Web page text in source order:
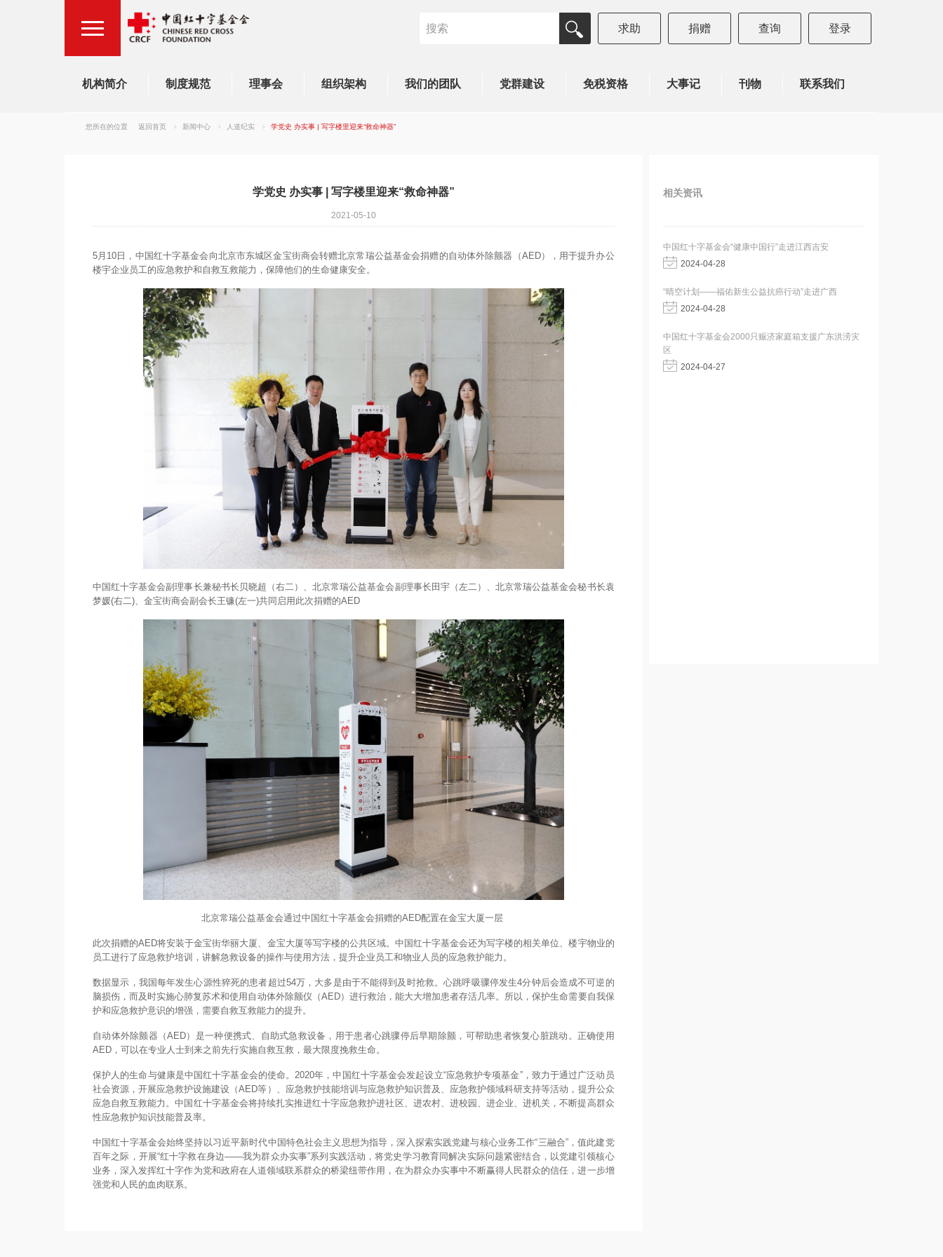
登录
查询
捐赠
求助
机构简介 制度规范 理事会 组织架构 我们的团队 党群建设 免税资格 大事记 刊物 联系我们
您所在的位置 返回首页 新闻中心 人道纪实 学党史 办实事 | 写字楼里迎来“救命神器”
学党史 办实事 | 写字楼里迎来“救命神器”
2021-05-10
5月10日，中国红十字基金会向北京市东城区金宝街商会转赠北京常瑞公益基金会捐赠的自动体外除颤器（AED），用于提升办公
楼宇企业员工的应急救护和自救互救能力，保障他们的生命健康安全。
中国红十字基金会副理事长兼秘书长贝晓超（右二）、北京常瑞公益基金会副理事长田宇（左二）、北京常瑞公益基金会秘书长袁
梦媛(右二)、金宝街商会副会长王镰(左一)共同启用此次捐赠的AED
北京常瑞公益基金会通过中国红十字基金会捐赠的AED配置在金宝大厦一层
此次捐赠的AED将安装于金宝街华丽大厦、金宝大厦等写字楼的公共区域。中国红十字基金会还为写字楼的相关单位、楼宇物业的
员工进行了应急救护培训，讲解急救设备的操作与使用方法，提升企业员工和物业人员的应急救护能力。
数据显示，我国每年发生心源性猝死的患者超过54万，大多是由于不能得到及时抢救。心跳呼吸骤停发生4分钟后会造成不可逆的
脑损伤，而及时实施心肺复苏术和使用自动体外除颤仪（AED）进行救治，能大大增加患者存活几率。所以，保护生命需要自我保
护和应急救护意识的增强，需要自救互救能力的提升。
自动体外除颤器（AED）是一种便携式、自助式急救设备，用于患者心跳骤停后早期除颤，可帮助患者恢复心脏跳动。正确使用
AED，可以在专业人士到来之前先行实施自救互救，最大限度挽救生命。
保护人的生命与健康是中国红十字基金会的使命。2020年，中国红十字基金会发起设立“应急救护专项基金”，致力于通过广泛动员
社会资源，开展应急救护设施建设（AED等）、应急救护技能培训与应急救护知识普及、应急救护领域科研支持等活动，提升公众
应急自救互救能力。中国红十字基金会将持续扎实推进红十字应急救护进社区、进农村、进校园、进企业、进机关，不断提高群众
性应急救护知识技能普及率。
中国红十字基金会始终坚持以习近平新时代中国特色社会主义思想为指导，深入探索实践党建与核心业务工作“三融合”，值此建党
百年之际，开展“红十字救在身边——我为群众办实事”系列实践活动，将党史学习教育同解决实际问题紧密结合，以党建引领核心
业务，深入发挥红十字作为党和政府在人道领域联系群众的桥梁纽带作用，在为群众办实事中不断赢得人民群众的信任，进一步增
强党和人民的血肉联系。
相关资讯
中国红十字基金会“健康中国行”走进江西吉安
2024-04-28
“晴空计划——福佑新生公益抗癌行动”走进广西
2024-04-28
中国红十字基金会2000只赈济家庭箱支援广东洪涝灾
区
2024-04-27